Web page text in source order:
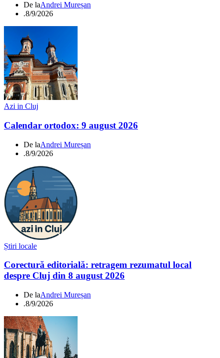
De laAndrei Mureșan
.8/9/2026
Azi in Cluj
Calendar ortodox: 9 august 2026
De laAndrei Mureșan
.8/9/2026
Știri locale
Corectură editorială: retragem rezumatul local
despre Cluj din 8 august 2026
De laAndrei Mureșan
.8/9/2026